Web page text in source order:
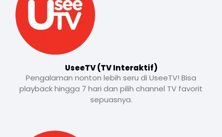
UseeTV (TV Interaktif)
Pengalaman nonton lebih seru di UseeTV! Bisa
playback hingga 7 hari dan pilih channel TV favorit
sepuasnya.